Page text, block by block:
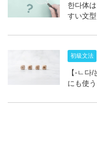
한다体
すい文
初級文法
【-ㄴ다
にも使